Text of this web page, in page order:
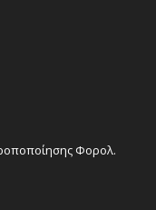
Φορολ.